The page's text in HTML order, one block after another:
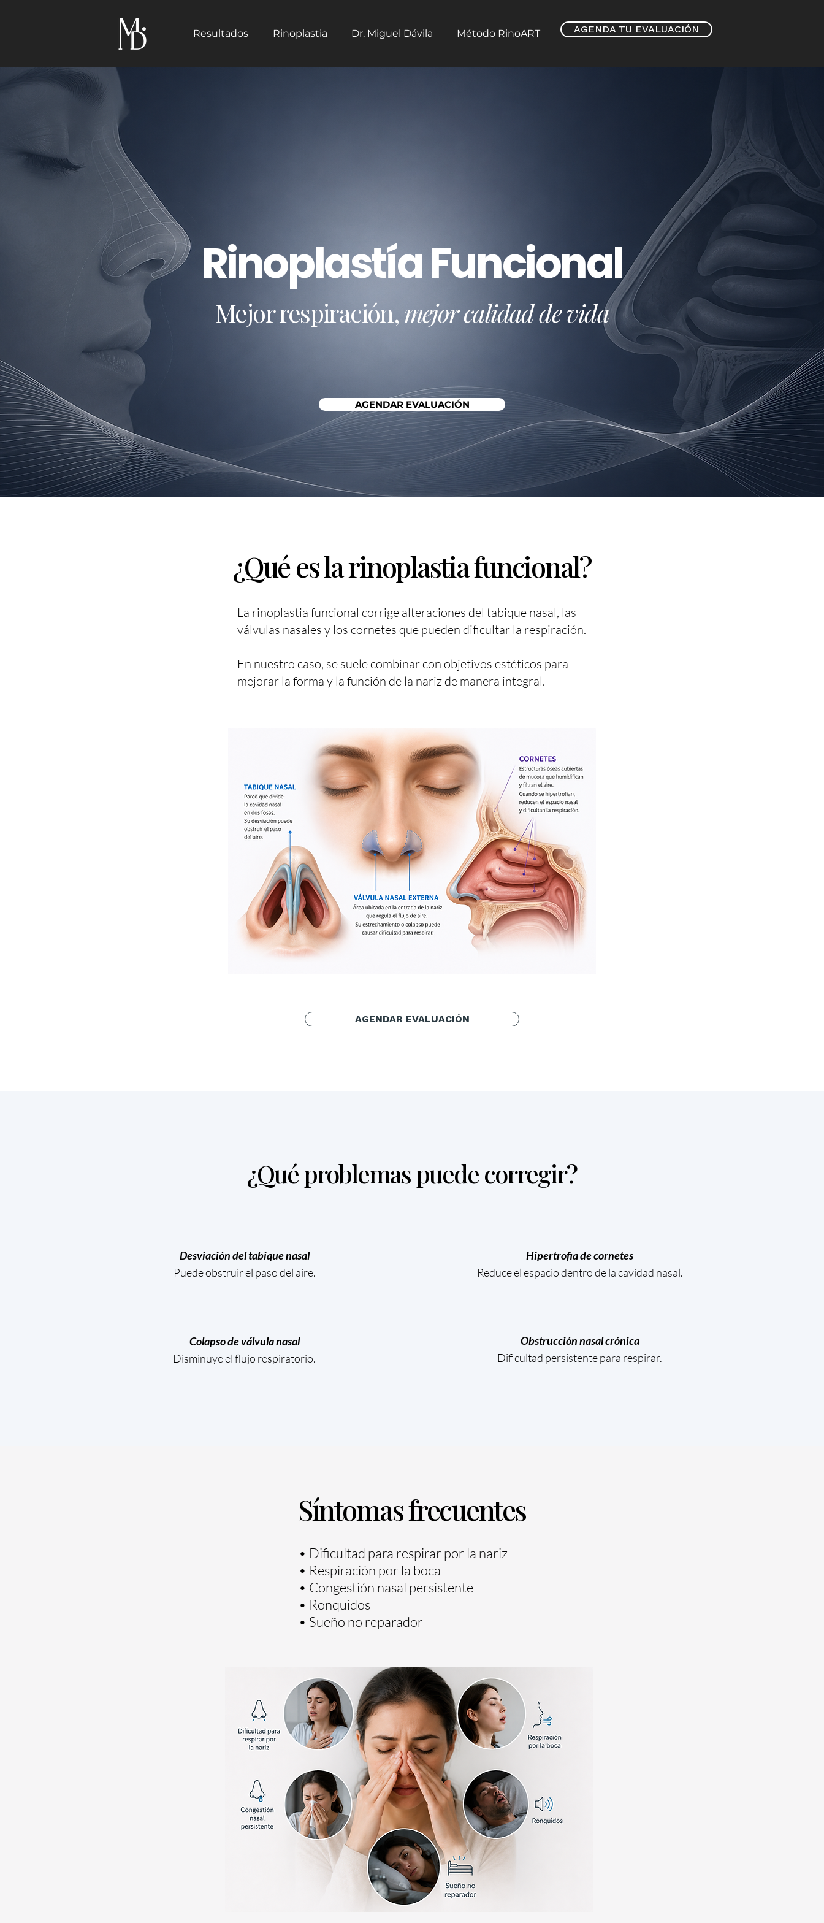
Resultados Rinoplastia Dr. Miguel Dávila Método RinoART AGENDA TU EVALUACIÓN
Rinoplastía Funcional
Mejor respiración,mejor calidad de vida
AGENDAR EVALUACIÓN
¿Qué es la rinoplastia funcional?
La rinoplastia funcional corrige alteraciones del tabique nasal, las
válvulas nasales y los cornetes que pueden dificultar la respiración.
En nuestro caso, se suele combinar con objetivos estéticos para
mejorar la forma y la función de la nariz de manera integral.
AGENDAR EVALUACIÓN
¿Qué problemas puede corregir?
Desviación del tabique nasal
Puede obstruir el paso del aire.
Colapso de válvula nasal
Disminuye el flujo respiratorio.
Hipertrofia de cornetes
Reduce el espacio dentro de la cavidad nasal.
Obstrucción nasal crónica
Dificultad persistente para respirar.
Síntomas frecuentes
• Dificultad para respirar por la nariz
• Respiración por la boca
• Congestión nasal persistente
• Ronquidos
• Sueño no reparador